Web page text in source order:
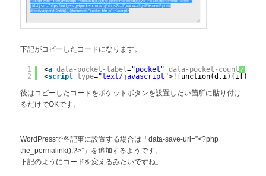
下記がコピーしたコードになります。
?
1
2
<a data-pocket-label="pocket" data-pocket-count =
<script type="text/javascript"
後はコピーしたコードをポケットボタンを設置したい箇所に貼り付け
るだけでOKです。
WordPressで各記事に設置する場合は「data-save-url=”<?php
the_permalink();?>”」を追加するようです。
下記のようにコードを変えるみたいですね。